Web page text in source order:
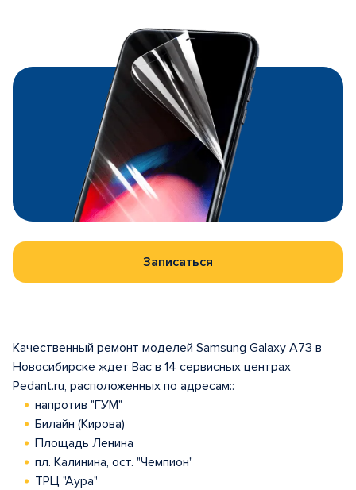
Записаться
Качественный ремонт моделей Samsung Galaxy A73 в
Новосибирске ждет Вас в 14 сервисных центрах
Pedant.ru, расположенных по адресам::
напротив "ГУМ"
Билайн (Кирова)
Площадь Ленина
пл. Калинина, ост. "Чемпион"
ТРЦ "Аура"